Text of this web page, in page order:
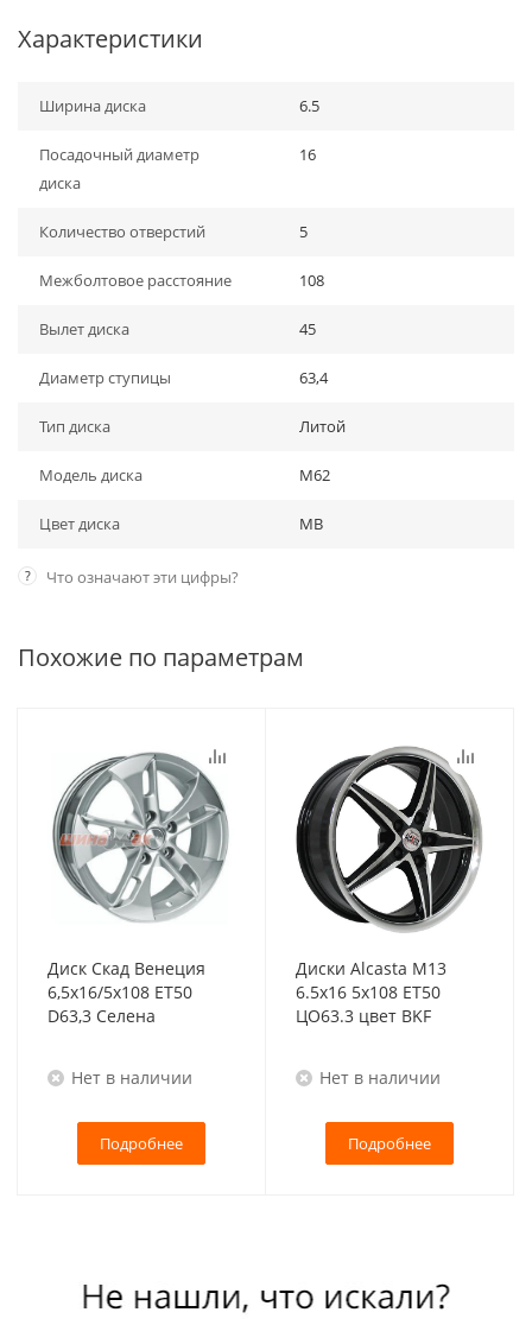
Характеристики
Ширина диска 6.5
Посадочный диаметр
диска
16
Количество отверстий 5
Межболтовое расстояние 108
Вылет диска 45
Диаметр ступицы 63,4
Тип диска Литой
Модель диска M62
Цвет диска MB
? Что означают эти цифры?
Похожие по параметрам
Диск Скад Венеция
6,5x16/5x108 ET50
D63,3 Селена
Нет в наличии
Подробнее
Диски Alcasta M13
6.5x16 5x108 ET50
ЦО63.3 цвет BKF
Нет в наличии
Подробнее